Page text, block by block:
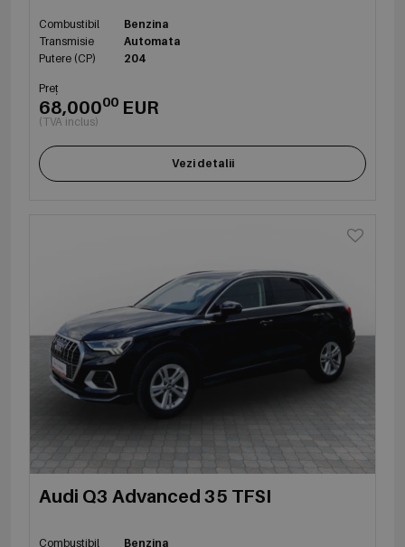
Combustibil
Benzina
Transmisie
Automata
Putere (CP)
204
Preț
68,00000 EUR
(TVA inclus)
Vezi detalii
Audi Q3 Advanced 35 TFSI
Combustibil Benzina